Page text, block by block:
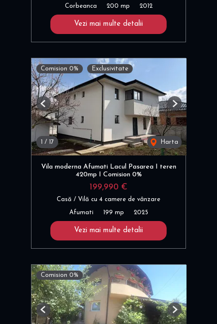
Corbeanca 200 mp 2012
Vezi mai multe detalii
Comision 0% Exclusivitate
1 / 17 Harta
Previous Next
Vila moderna Afumati Lacul Pasarea I teren
420mp I Comision 0%
199,990 €
Casă / Vilă cu 4 camere de vânzare
Afumati 199 mp 2025
Vezi mai multe detalii
Comision 0%
Previous Next